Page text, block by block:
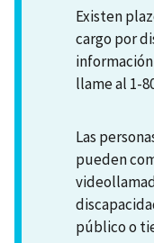
Existen
cargo por
llame al 1-
Las
pueden
público o